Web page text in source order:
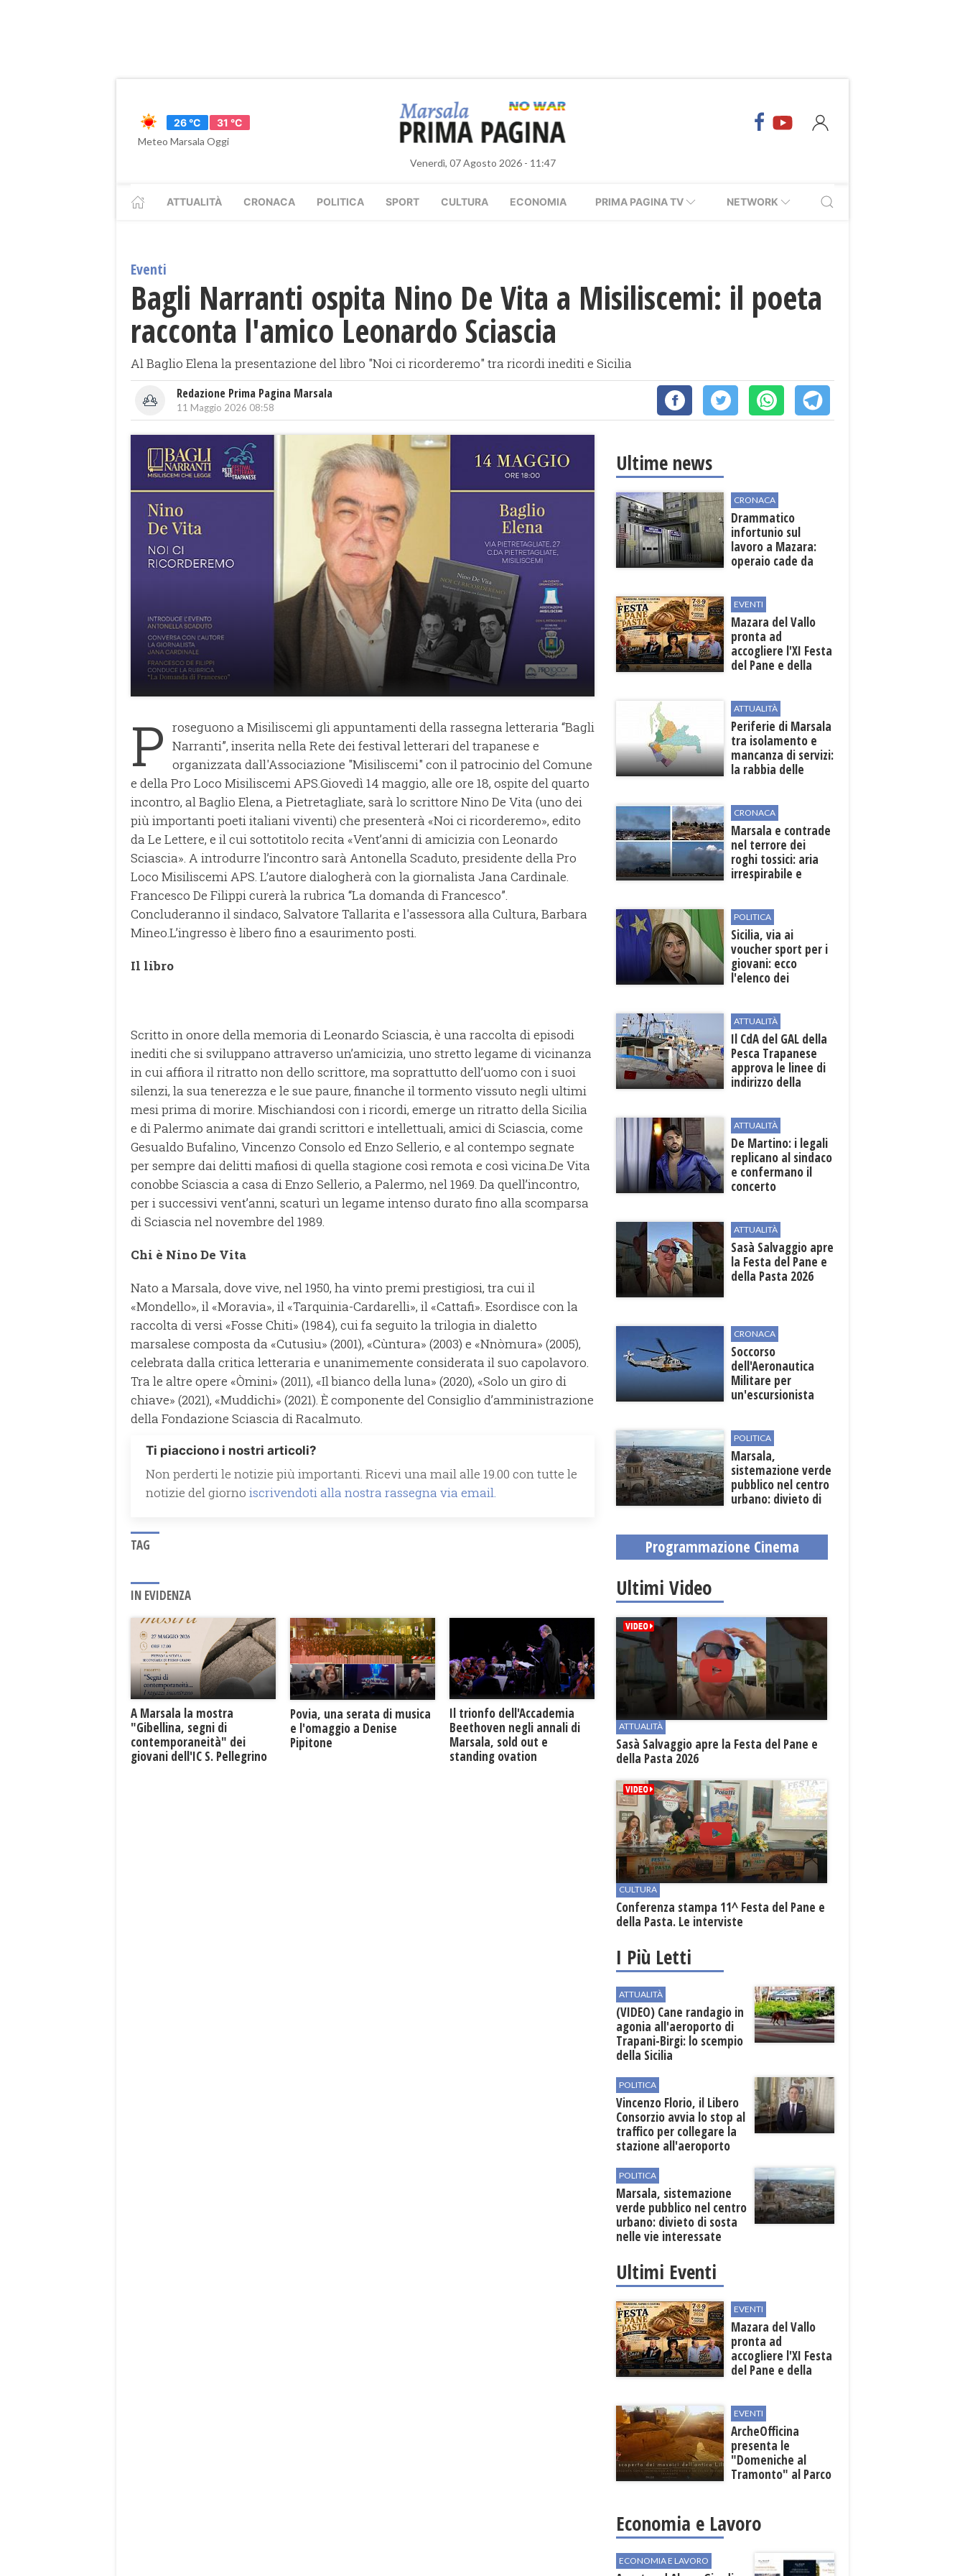
26 °C
31 °C
Meteo Marsala Oggi
Venerdì, 07 Agosto 2026 - 11:47
ATTUALITÀ CRONACA POLITICA SPORT CULTURA ECONOMIA PRIMA PAGINA TV NETWORK
Eventi
Bagli Narranti ospita Nino De Vita a Misiliscemi: il poeta
racconta l'amico Leonardo Sciascia
Al Baglio Elena la presentazione del libro "Noi ci ricorderemo" tra ricordi inediti e Sicilia
Redazione Prima Pagina Marsala
11 Maggio 2026 08:58
P roseguono a Misiliscemi gli appuntamenti della rassegna letteraria “Bagli
Narranti”, inserita nella Rete dei festival letterari del trapanese e
organizzata dall'Associazione "Misiliscemi" con il patrocinio del Comune
e della Pro Loco Misiliscemi APS.Giovedì 14 maggio, alle ore 18, ospite del quarto
incontro, al Baglio Elena, a Pietretagliate, sarà lo scrittore Nino De Vita (uno dei
più importanti poeti italiani viventi) che presenterà «Noi ci ricorderemo», edito
da Le Lettere, e il cui sottotitolo recita «Vent’anni di amicizia con Leonardo
Sciascia». A introdurre l’incontro sarà Antonella Scaduto, presidente della Pro
Loco Misiliscemi APS. L’autore dialogherà con la giornalista Jana Cardinale.
Francesco De Filippi curerà la rubrica “La domanda di Francesco”.
Concluderanno il sindaco, Salvatore Tallarita e l'assessora alla Cultura, Barbara
Mineo.L’ingresso è libero fino a esaurimento posti.
Il libro
Scritto in onore della memoria di Leonardo Sciascia, è una raccolta di episodi
inediti che si sviluppano attraverso un’amicizia, uno stretto legame di vicinanza
in cui affiora il ritratto non dello scrittore, ma soprattutto dell’uomo con i suoi
silenzi, la sua tenerezza e le sue paure, finanche il tormento vissuto negli ultimi
mesi prima di morire. Mischiandosi con i ricordi, emerge un ritratto della Sicilia
e di Palermo animate dai grandi scrittori e intellettuali, amici di Sciascia, come
Gesualdo Bufalino, Vincenzo Consolo ed Enzo Sellerio, e al contempo segnate
per sempre dai delitti mafiosi di quella stagione così remota e così vicina.De Vita
conobbe Sciascia a casa di Enzo Sellerio, a Palermo, nel 1969. Da quell’incontro,
per i successivi vent’anni, scaturì un legame intenso durato fino alla scomparsa
di Sciascia nel novembre del 1989.
Chi è Nino De Vita
Nato a Marsala, dove vive, nel 1950, ha vinto premi prestigiosi, tra cui il
«Mondello», il «Moravia», il «Tarquinia-Cardarelli», il «Cattafi». Esordisce con la
raccolta di versi «Fosse Chiti» (1984), cui fa seguito la trilogia in dialetto
marsalese composta da «Cutusìu» (2001), «Cùntura» (2003) e «Nnòmura» (2005),
celebrata dalla critica letteraria e unanimemente considerata il suo capolavoro.
Tra le altre opere «Òmini» (2011), «Il bianco della luna» (2020), «Solo un giro di
chiave» (2021), «Muddichi» (2021). È componente del Consiglio d’amministrazione
della Fondazione Sciascia di Racalmuto.
Ti piacciono i nostri articoli?
Non perderti le notizie più importanti. Ricevi una mail alle 19.00 con tutte le
notizie del giorno iscrivendoti alla nostra rassegna via email.
TAG
IN EVIDENZA
A Marsala la mostra
"Gibellina, segni di
contemporaneità" dei
giovani dell'IC S. Pellegrino
Povia, una serata di musica
e l'omaggio a Denise
Pipitone
Il trionfo dell'Accademia
Beethoven negli annali di
Marsala, sold out e
standing ovation
Ultime news
CRONACA
Drammatico
infortunio sul
lavoro a Mazara:
operaio cade da
EVENTI
Mazara del Vallo
pronta ad
accogliere l'XI Festa
del Pane e della
ATTUALITÀ
Periferie di Marsala
tra isolamento e
mancanza di servizi:
la rabbia delle
CRONACA
Marsala e contrade
nel terrore dei
roghi tossici: aria
irrespirabile e
POLITICA
Sicilia, via ai
voucher sport per i
giovani: ecco
l'elenco dei
ATTUALITÀ
Il CdA del GAL della
Pesca Trapanese
approva le linee di
indirizzo della
sviluppo
ATTUALITÀ
De Martino: i legali
replicano al sindaco
e confermano il
concerto
ATTUALITÀ
Sasà Salvaggio apre
la Festa del Pane e
della Pasta 2026
CRONACA
Soccorso
dell'Aeronautica
Militare per
un'escursionista
POLITICA
Marsala,
sistemazione verde
pubblico nel centro
urbano: divieto di
Programmazione Cinema
Ultimi Video
ATTUALITÀ
Sasà Salvaggio apre la Festa del Pane e
della Pasta 2026
CULTURA
Conferenza stampa 11^ Festa del Pane e
della Pasta. Le interviste
I Più Letti
ATTUALITÀ
(VIDEO) Cane randagio in
agonia all'aeroporto di
Trapani-Birgi: lo scempio
della Sicilia
POLITICA
Vincenzo Florio, il Libero
Consorzio avvia lo stop al
traffico per collegare la
stazione all'aeroporto
POLITICA
Marsala, sistemazione
verde pubblico nel centro
urbano: divieto di sosta
nelle vie interessate
Ultimi Eventi
EVENTI
Mazara del Vallo
pronta ad
accogliere l'XI Festa
del Pane e della
EVENTI
ArcheOfficina
presenta le
"Domeniche al
Tramonto" al Parco
Economia e Lavoro
ECONOMIA E LAVORO